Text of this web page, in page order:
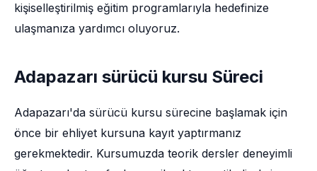
kişiselleştirilmiş eğitim programlarıyla hedefinize
ulaşmanıza yardımcı oluyoruz.
Adapazarı sürücü kursu Süreci
Adapazarı'da sürücü kursu sürecine başlamak için
önce bir ehliyet kursuna kayıt yaptırmanız
gerekmektedir. Kursumuzda teorik dersler deneyimli